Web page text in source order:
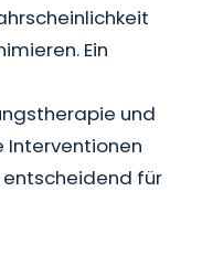
Ein
und
für